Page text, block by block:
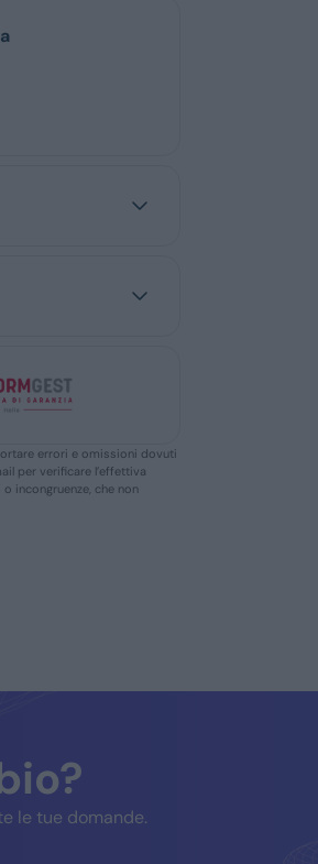
errori e omissioni dovuti
per verificare l’effettiva
incongruenze, che non
le tue domande.